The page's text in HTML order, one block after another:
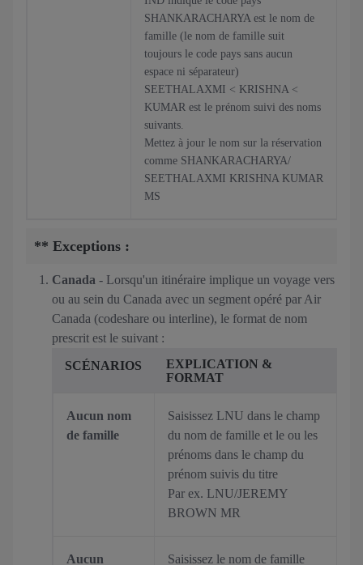
SHANKARACHARYA est le nom de
famille (le nom de famille suit
toujours le code pays sans aucun
espace ni séparateur)
SEETHALAXMI < KRISHNA <
KUMAR est le prénom suivi des noms
suivants.
Mettez à jour le nom sur la réservation
comme SHANKARACHARYA/
SEETHALAXMI KRISHNA KUMAR
MS
** Exceptions :
Canada - Lorsqu'un itinéraire implique un voyage vers
ou au sein du Canada avec un segment opéré par Air
Canada (codeshare ou interline), le format de nom
prescrit est le suivant :
SCÉNARIOS
EXPLICATION &
FORMAT
Aucun nom
de famille
Saisissez LNU dans le champ
du nom de famille et le ou les
prénoms dans le champ du
prénom suivis du titre
Par ex. LNU/JEREMY
BROWN MR
Aucun
Saisissez le nom de famille